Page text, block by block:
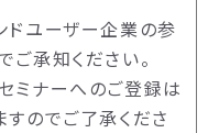
ドユーザー企業の参
承知ください。
ミナーへのご登録は
のでご了承くださ